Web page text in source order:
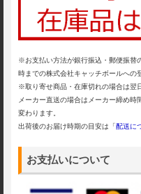
※お支払い方法が銀行振込・郵便振替
時までの株式会社キャッチボールへの
※取り寄せ商品・在庫切れの場合は翌
メーカー直送の場合はメーカー締め時
変わります。
出荷後のお届け時期の目安は「配送に
お支払いについて